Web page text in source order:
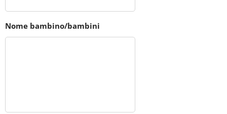
Nome bambino/bambini